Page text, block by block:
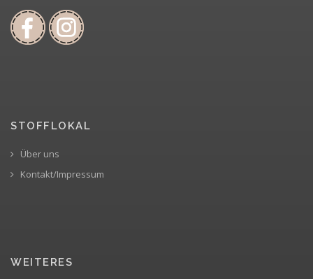
STOFFLOKAL
Über uns
Kontakt/Impressum
WEITERES